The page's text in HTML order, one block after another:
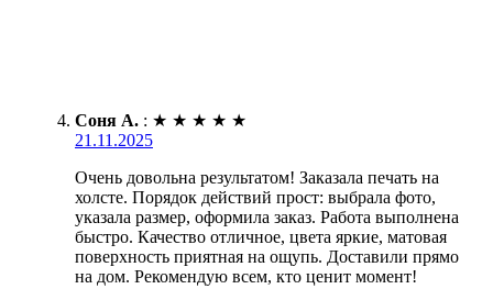
Соня А. : ★ ★ ★ ★ ★
21.11.2025
Очень довольна результатом! Заказала печать на
холсте. Порядок действий прост: выбрала фото,
указала размер, оформила заказ. Работа выполнена
быстро. Качество отличное, цвета яркие, матовая
поверхность приятная на ощупь. Доставили прямо
на дом. Рекомендую всем, кто ценит момент!